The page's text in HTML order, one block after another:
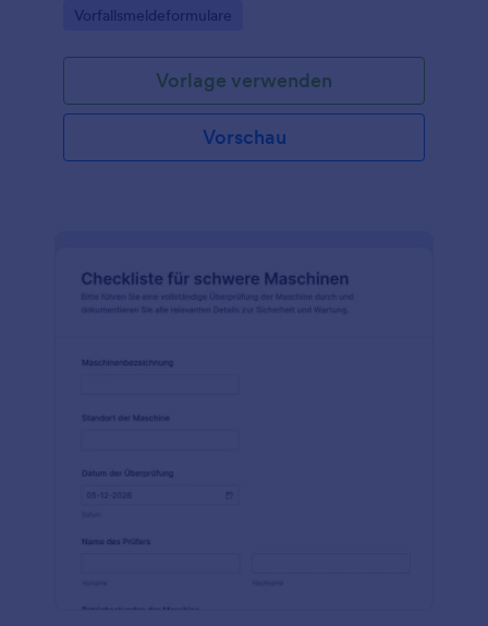
Auswertung zu vereinheitlichen.
Go to Category:
Vorfallsmeldeformulare
Vorlage verwenden
Vorschau